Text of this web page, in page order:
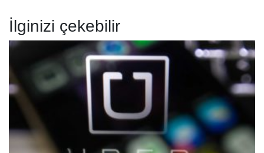
İlginizi çekebilir